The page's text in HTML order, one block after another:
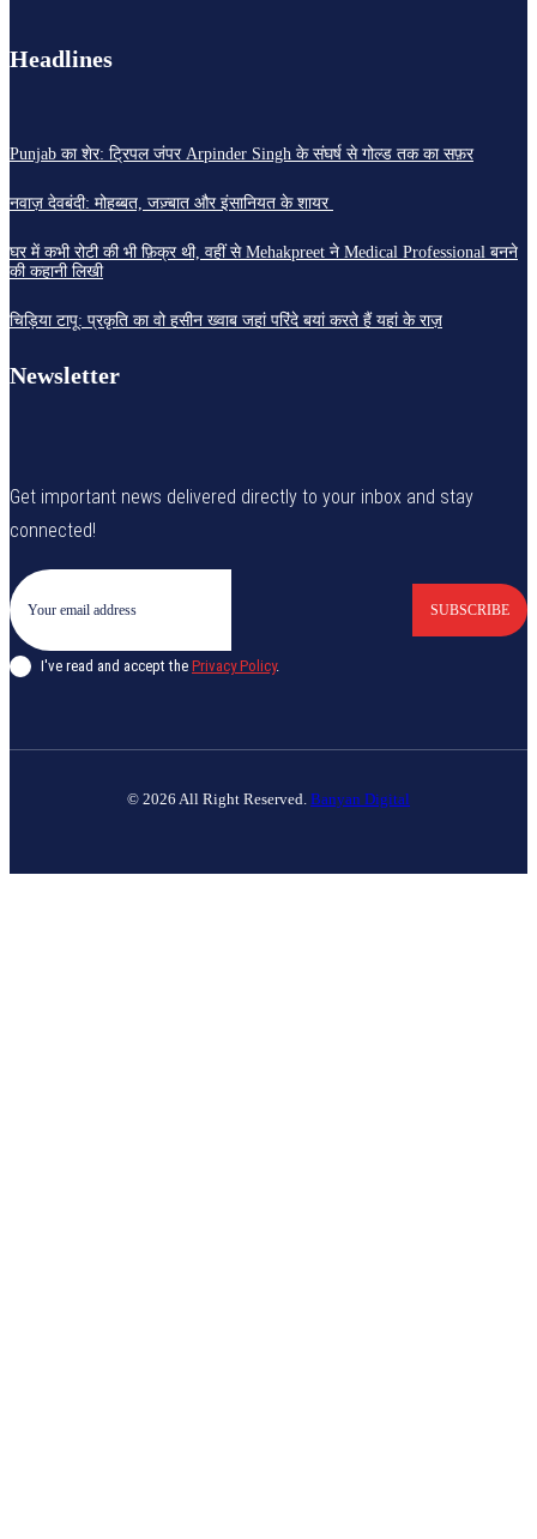
Headlines
Punjab का शेर: ट्रिपल जंपर Arpinder Singh के संघर्ष से गोल्ड तक का सफ़र
नवाज़ देवबंदी: मोहब्बत, जज़्बात और इंसानियत के शायर
घर में कभी रोटी की भी फ़िक्र थी, वहीं से Mehakpreet ने Medical Professional बनने
की कहानी लिखी
चिड़िया टापू: प्रकृति का वो हसीन ख्वाब जहां परिंदे बयां करते हैं यहां के राज़
Newsletter
Get important news delivered directly to your inbox and stay
connected!
SUBSCRIBE
I've read and accept the Privacy Policy.
© 2026 All Right Reserved. Banyan Digital